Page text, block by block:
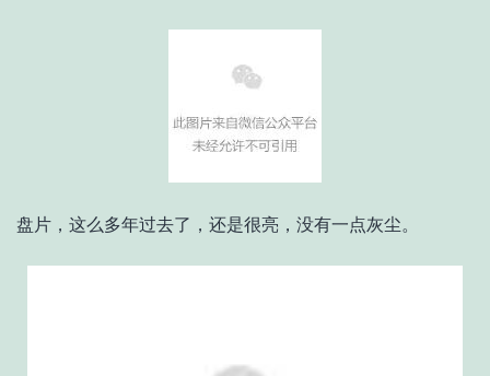
盘片，这么多年过去了，还是很亮， 没有一点灰尘。